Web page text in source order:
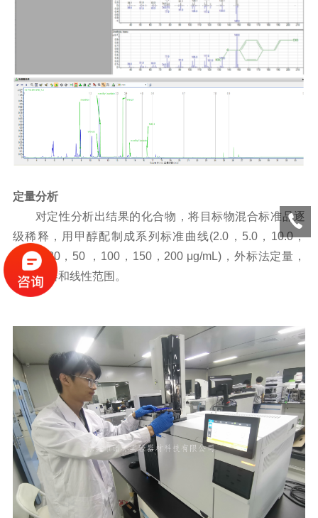
定量分析
对定性分析出结果的化合物，将目标物混合标准品逐
级稀释，用甲醇配制成系列标准曲线(2.0，5.0，10.0，
15.0，20，50 ，100，150，200 μg/mL)，外标法定量，
考察仪器和线性范围。